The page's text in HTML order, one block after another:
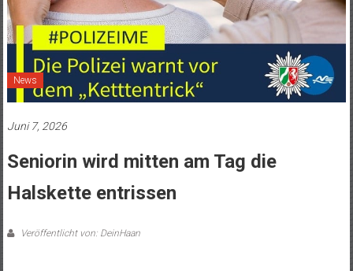
News
Juni 7, 2026
Seniorin wird mitten am Tag die
Halskette entrissen
Veröffentlicht von: DeinHaan